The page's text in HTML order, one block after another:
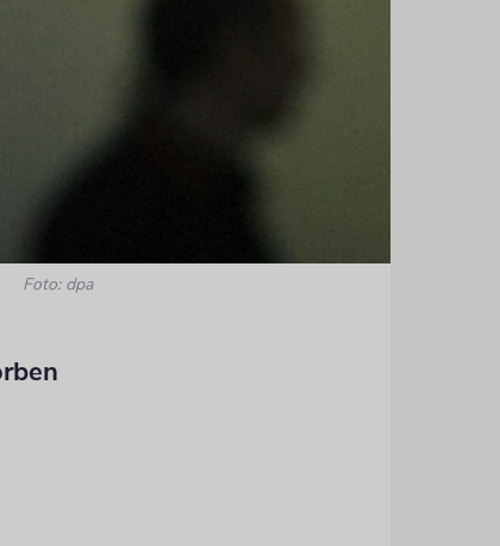
Foto: dpa